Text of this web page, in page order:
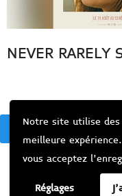
Notre site utilise
meilleure
vous acceptez
Réglages
NEVER RARELY
BACK